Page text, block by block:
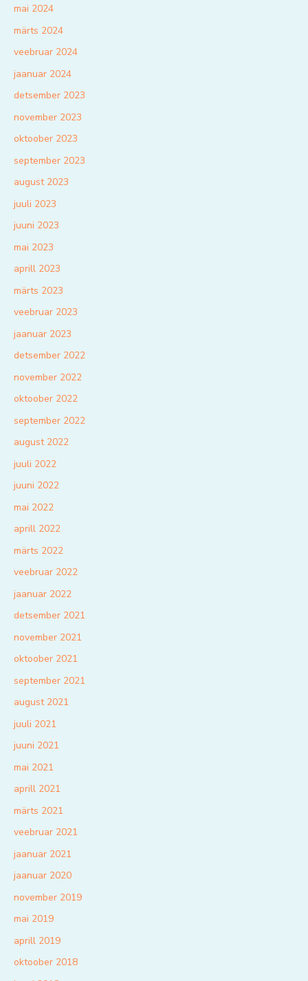
mai 2024
märts 2024
veebruar 2024
jaanuar 2024
detsember 2023
november 2023
oktoober 2023
september 2023
august 2023
juuli 2023
juuni 2023
mai 2023
aprill 2023
märts 2023
veebruar 2023
jaanuar 2023
detsember 2022
november 2022
oktoober 2022
september 2022
august 2022
juuli 2022
juuni 2022
mai 2022
aprill 2022
märts 2022
veebruar 2022
jaanuar 2022
detsember 2021
november 2021
oktoober 2021
september 2021
august 2021
juuli 2021
juuni 2021
mai 2021
aprill 2021
märts 2021
veebruar 2021
jaanuar 2021
jaanuar 2020
november 2019
mai 2019
aprill 2019
oktoober 2018